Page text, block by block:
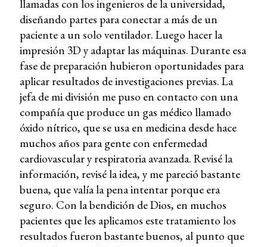
llamadas con los ingenieros de la universidad,
diseñando partes para conectar a más de un
paciente a un solo ventilador. Luego hacer la
impresión 3D y adaptar las máquinas. Durante esa
fase de preparación hubieron oportunidades para
aplicar resultados de investigaciones previas. La
jefa de mi división me puso en contacto con una
compañía que produce un gas médico llamado
óxido nítrico, que se usa en medicina desde hace
muchos años para gente con enfermedad
cardiovascular y respiratoria avanzada. Revisé la
información, revisé la idea, y me pareció bastante
buena, que valía la pena intentar porque era
seguro. Con la bendición de Dios, en muchos
pacientes que les aplicamos este tratamiento los
resultados fueron bastante buenos, al punto que